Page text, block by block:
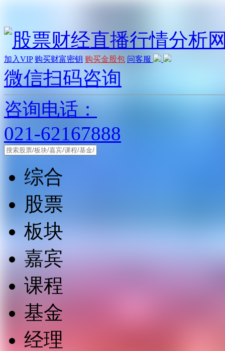
加入VIP 购买财富密钥 购买金股包 问客服
微信扫码咨询
咨询电话：
021-62167888
综合
股票
板块
嘉宾
课程
基金
经理